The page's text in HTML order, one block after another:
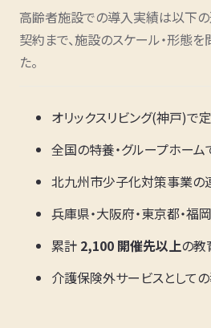
高齢者施設での導入実績は以下の
契約まで、施設のスケール・形態
た。
オリックスリビング(神戸)で
全国の特養・グループホー
北九州市少子化対策事業の
兵庫県・大阪府・東京都・福
累計 2,100 開催先以上の教
介護保険外サービスとして